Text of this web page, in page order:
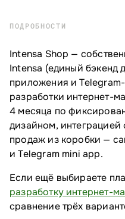
ПОДРОБНОСТИ
Intensa Shop —
Intensa (единый бэкенд
приложения и
разработки интернет-
4 месяца по
дизайном, интеграцией
продаж из коробки —
и Telegram mini app.
Если ещё выбираете
разработку интернет-
сравнение трёх